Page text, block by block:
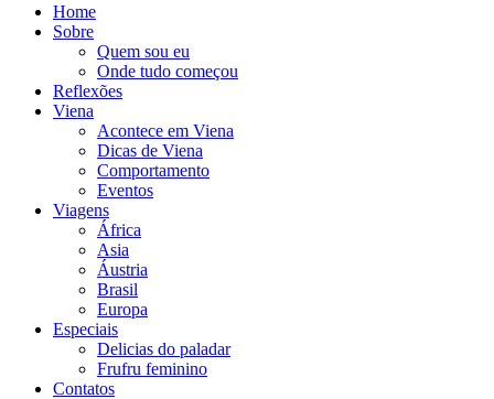
Home
Sobre
Quem sou eu
Onde tudo começou
Reflexões
Viena
Acontece em Viena
Dicas de Viena
Comportamento
Eventos
Viagens
África
Asia
Áustria
Brasil
Europa
Especiais
Delicias do paladar
Frufru feminino
Contatos